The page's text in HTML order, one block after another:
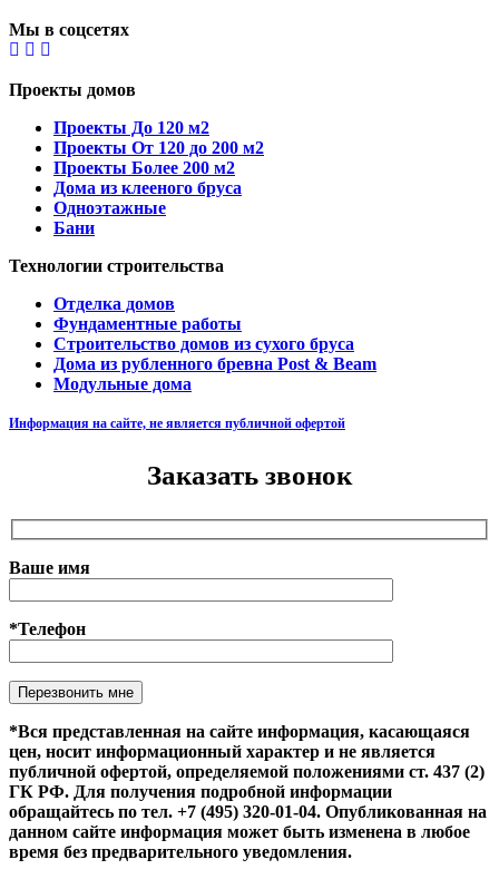
Мы в соцсетях
Проекты домов
Проекты До 120 м2
Проекты От 120 до 200 м2
Проекты Более 200 м2
Дома из клееного бруса
Одноэтажные
Бани
Технологии строительства
Отделка домов
Фундаментные работы
Строительство домов из сухого бруса
Дома из рубленного бревна Post & Beam
Модульные дома
Информация на сайте, не является публичной офертой
Заказать звонок
Ваше имя
*Телефон
Оставьте это поле пустым.
*Вся представленная на сайте информация, касающаяся
цен, носит информационный характер и не является
публичной офертой, определяемой положениями ст. 437 (2)
ГК РФ. Для получения подробной информации
обращайтесь по тел. +7 (495) 320-01-04. Опубликованная на
данном сайте информация может быть изменена в любое
время без предварительного уведомления.